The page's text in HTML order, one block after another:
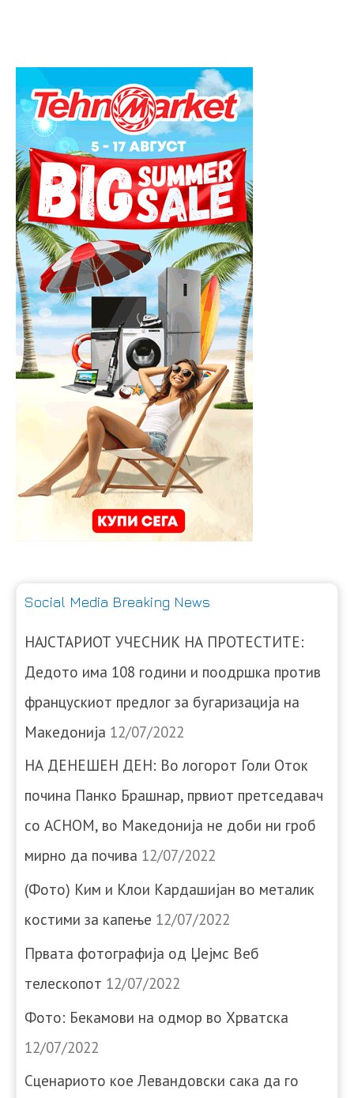
Social Media Breaking News
НАЈСТАРИОТ УЧЕСНИК НА ПРОТЕСТИТЕ:
Дедото има 108 години и поодршка против
францускиот предлог за бугаризација на
Македонија 12/07/2022
НА ДЕНЕШЕН ДЕН: Во логорот Голи Оток
почина Панко Брашнар, првиот претседавач
со АСНОМ, во Македонија не доби ни гроб
мирно да почива 12/07/2022
(Фото) Ким и Клои Кардашијан во металик
костими за капење 12/07/2022
Првата фотографија од Џејмс Веб
телескопот 12/07/2022
Фото: Бекамови на одмор во Хрватска
12/07/2022
Сценариото кое Левандовски сака да го